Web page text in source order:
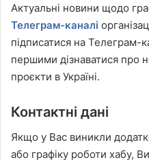
Актуальні новини щодо
Телеграм-каналі
підписатися на Телеграм-
першими дізнаватися про
проєкти в Україні.
Контактні дані
Якщо у Вас виникли
або графіку роботи хабу,